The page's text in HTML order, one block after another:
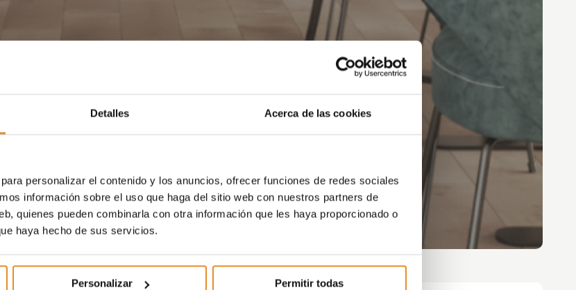
Detalles Acerca de las cookies
personalizar el contenido y los anuncios, ofrecer funciones de redes sociales
información sobre el uso que haga del sitio web con nuestros partners de
quienes pueden combinarla con otra información que les haya proporcionado o
haya hecho de sus servicios.
Personalizar Permitir todas